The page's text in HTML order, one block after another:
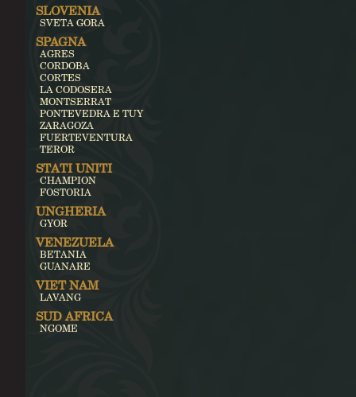
SLOVENIA
SVETA GORA
SPAGNA
AGRES
CORDOBA
CORTES
LA CODOSERA
MONTSERRAT
PONTEVEDRA E TUY
ZARAGOZA
FUERTEVENTURA
TEROR
STATI UNITI
CHAMPION
FOSTORIA
UNGHERIA
GYOR
VENEZUELA
BETANIA
GUANARE
VIET NAM
LAVANG
SUD AFRICA
NGOME